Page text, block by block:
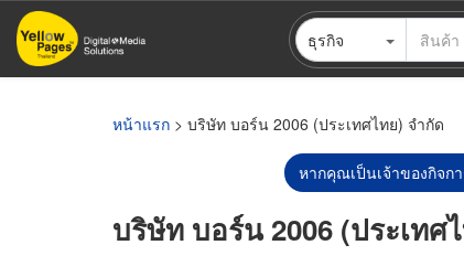
ข้าม
ไป
ธุรกิจ
หน้าแรก > บริษัท บอร์น 2006 (ประเทศไทย) จำกัด
หากคุณเป็นเจ้าของกิจก
บริษัท บอร์น 2006 (ประเทศ